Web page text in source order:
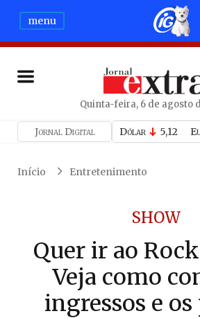
menu
Quinta-feira, 6 de agosto
Jornal Digital Dólar 5,12
Início Entretenimento
SHOW
Quer ir ao
Veja como
ingressos e os